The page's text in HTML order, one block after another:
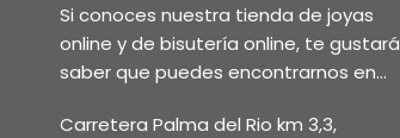
Si conoces nuestra tienda de joyas
online y de bisutería online, te gustará
saber que puedes encontrarnos en...
Carretera Palma del Rio km 3,3,